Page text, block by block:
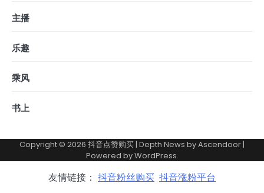
主播
乐趣
乘风
书上
Copyright © 2026 抖音点赞购买 | Depth News byAscendoor |
Powered byWordPress.
友情链接： 抖音粉丝购买 抖音涨粉平台